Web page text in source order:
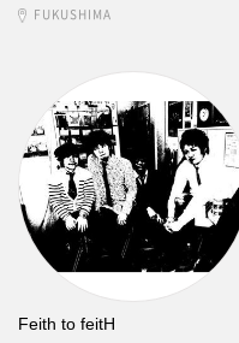
FUKUSHIMA
Feith to feitH